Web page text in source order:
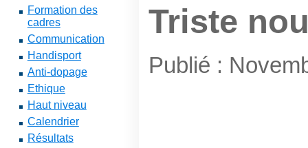
Formation des
cadres
Communication
Handisport
Anti-dopage
Ethique
Haut niveau
Calendrier
Résultats
Triste
Publié :